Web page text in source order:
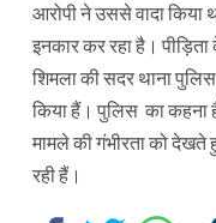
आरोपी ने उससे वादा
इनकार कर रहा है। पीड़िता
शिमला की सदर थाना
किया हैं। पुलिस का कहना है
मामले की गंभीरता को देखते
रही हैं।